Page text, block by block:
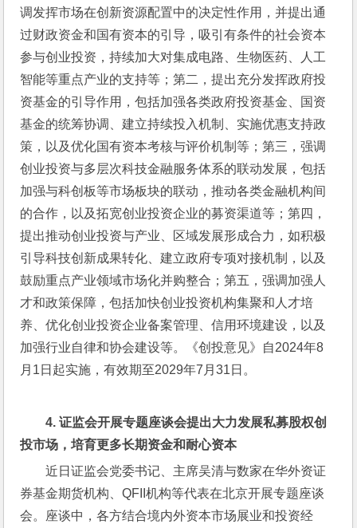
调发挥市场在创新资源配置中的决定性作用，并提出通
过财政资金和国有资本的引导，吸引有条件的社会资本
参与创业投资，持续加大对集成电路、生物医药、人工
智能等重点产业的支持等；第二，提出充分发挥政府投
资基金的引导作用，包括加强各类政府投资基金、国资
基金的统筹协调、建立持续投入机制、实施优惠支持政
策，以及优化国有资本考核与评价机制等；第三，强调
创业投资与多层次科技金融服务体系的联动发展，包括
加强与科创板等市场板块的联动，推动各类金融机构间
的合作，以及拓宽创业投资企业的募资渠道等；第四，
提出推动创业投资与产业、区域发展形成合力，如积极
引导科技创新成果转化、建立政府专项对接机制，以及
鼓励重点产业领域市场化并购整合；第五，强调加强人
才和政策保障，包括加快创业投资机构集聚和人才培
养、优化创业投资企业备案管理、信用环境建设，以及
加强行业自律和协会建设等。《创投意见》自2024年8
月1日起实施，有效期至2029年7月31日。
4. 证监会开展专题座谈会提出大力发展私募股权创
投市场，培育更多长期资金和耐心资本
近日证监会党委书记、主席吴清与数家在华外资证
券基金期货机构、QFII机构等代表在北京开展专题座谈
会。座谈中，各方结合境内外资本市场展业和投资经